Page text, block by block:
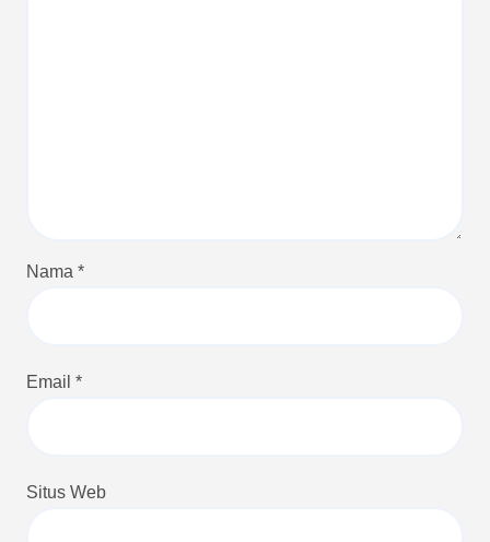
Nama *
Email *
Situs Web